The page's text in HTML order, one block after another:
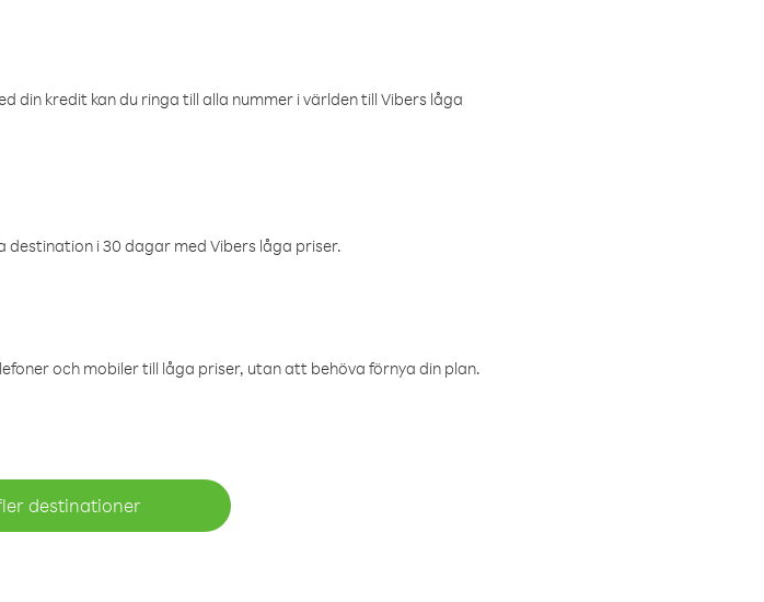
kredit kan du ringa till alla nummer i världen till Vibers låga
i 30 dagar med Vibers låga priser.
och mobiler till låga priser, utan att behöva förnya din plan.
destinationer